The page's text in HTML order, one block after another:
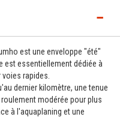
est une enveloppe "été"
est essentiellement dédiée à
rapides.
dernier kilomètre, une tenue
modérée pour plus
à l'aquaplaning et une